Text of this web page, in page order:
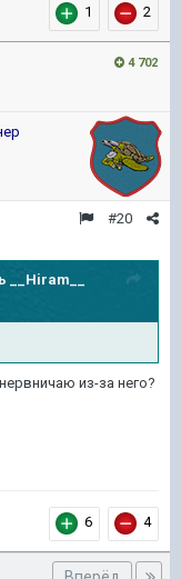
1 2
4 702
#20
__Hiram__
из-за него?
6 4